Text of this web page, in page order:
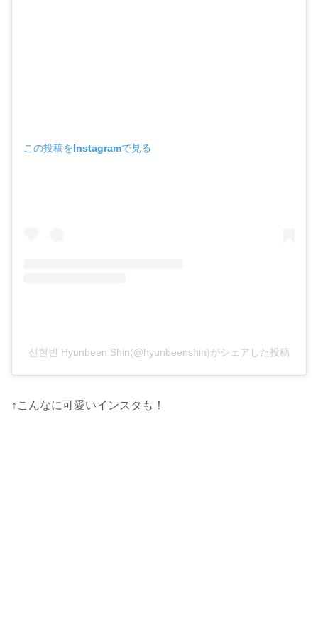
この投稿をInstagramで見る
신현빈 Hyunbeen Shin(@hyunbeenshin)がシェアした投稿
↑こんなに可愛いインスタも！